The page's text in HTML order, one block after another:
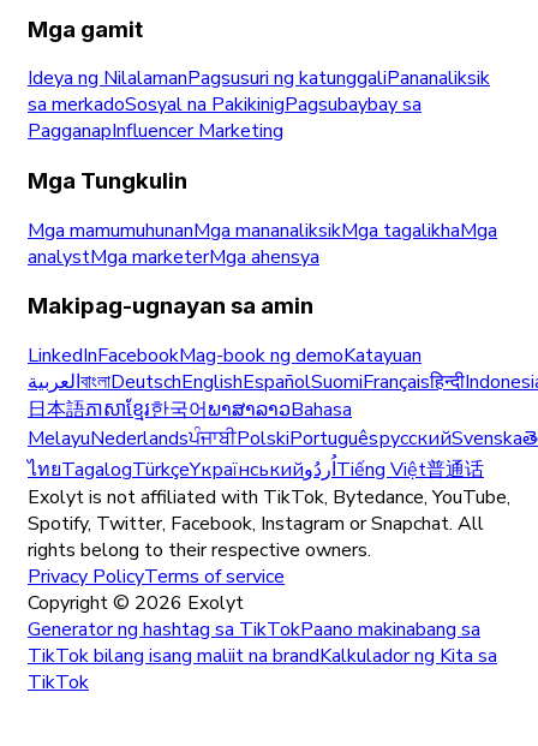
Mga gamit
Ideya ng NilalamanPagsusuri ng katunggaliPananaliksik
sa merkadoSosyal na PakikinigPagsubaybay sa
PagganapInfluencer Marketing
Mga Tungkulin
Mga mamumuhunanMga mananaliksikMga tagalikhaMga
analystMga marketerMga ahensya
Makipag-ugnayan sa amin
LinkedInFacebookMag-book ng demoKatayuan
العربيةবাংলাDeutschEnglishEspañolSuomiFrançaisहिन्दी
日本語ភាសាខ្មែរ한국어ພາສາລາວBahasa
MelayuNederlandsਪੰਜਾਬੀPolskiPortuguêsрусскийSvenska
ไทยTagalogTürkçeYкраїнськийاُردُوTiếng Việt普通话
Exolyt is not affiliated with TikTok, Bytedance, YouTube,
Spotify, Twitter, Facebook, Instagram or Snapchat. All
rights belong to their respective owners.
Privacy PolicyTerms of service
Copyright © 2026 Exolyt
Generator ng hashtag sa TikTokPaano makinabang sa
TikTok bilang isang maliit na brandKalkulador ng Kita sa
TikTok